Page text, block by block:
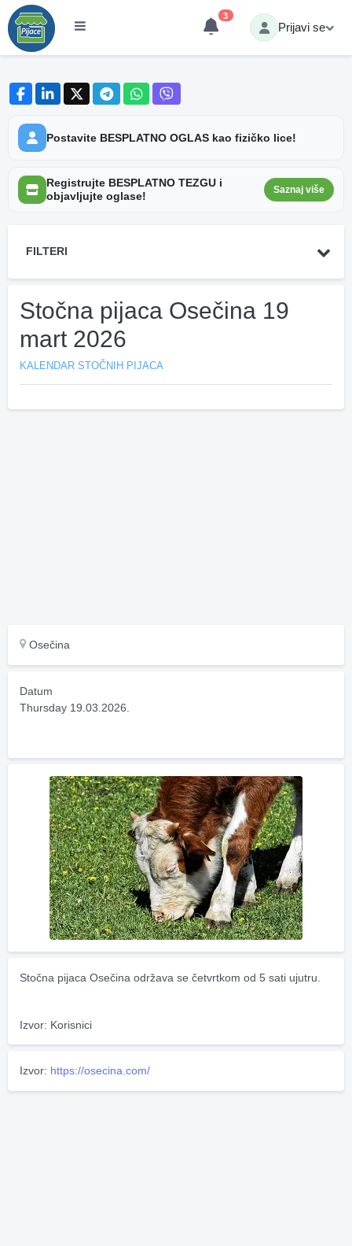
3
Prijavi se
Postavite BESPLATNO OGLAS kao fizičko lice!
Registrujte BESPLATNO TEZGU i
objavljujte oglase!
Saznaj više
FILTERI
Stočna pijaca Osečina 19
mart 2026
KALENDAR STOČNIH PIJACA
Osečina
Datum
Thursday 19.03.2026.
Stočna pijaca Osečina održava se četvrtkom od 5 sati ujutru.
Izvor: Korisnici
Izvor: https://osecina.com/